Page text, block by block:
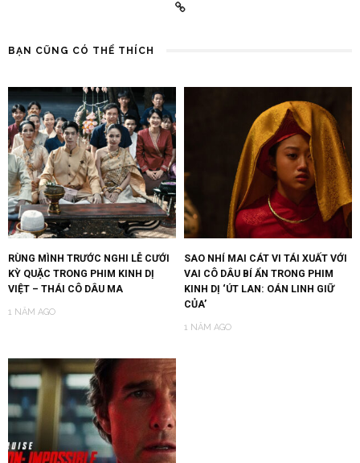
BẠN CŨNG CÓ THỂ THÍCH
RÙNG MÌNH TRƯỚC NGHI LỄ CƯỚI
KỲ QUẶC TRONG PHIM KINH DỊ
VIỆT – THÁI CÔ DÂU MA
1 NĂM AGO
SAO NHÍ MAI CÁT VI TÁI XUẤT VỚI
VAI CÔ DÂU BÍ ẨN TRONG PHIM
KINH DỊ ‘ÚT LAN: OÁN LINH GIỮ
CỦA’
1 NĂM AGO